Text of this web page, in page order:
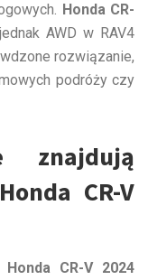
Honda CR-
AWD w RAV4
rozwiązanie,
podróży czy
znajdują
CR-V
Honda CR-V 2024